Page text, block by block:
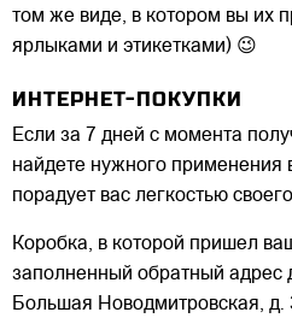
том же виде, в котором вы их
ярлыками и этикетками) 😉
ИНТЕРНЕТ-ПОКУПКИ
Если за 7 дней с момента
найдете нужного применения
порадует вас легкостью
Коробка, в которой пришел
заполненный обратный адрес
Большая Новодмитровская, д.